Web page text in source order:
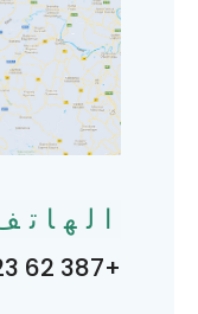
+387 62 423 694